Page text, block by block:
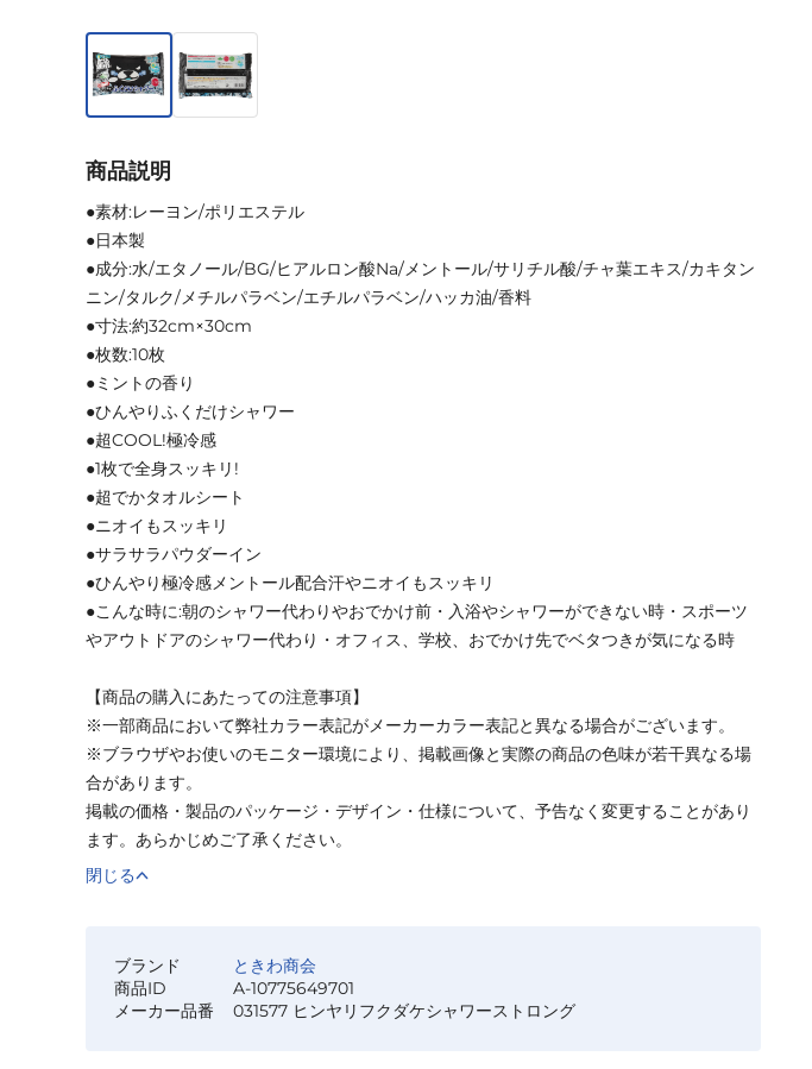
商品説明
●素材:レーヨン/ポリエステル
●日本製
●成分:水/エタノール/BG/ヒアルロン酸Na/メントール/サリチル酸/チャ葉エキス/カキタン
ニン/タルク/メチルパラベン/エチルパラベン/ハッカ油/香料
●寸法:約32cm×30cm
●枚数:10枚
●ミントの香り
●ひんやりふくだけシャワー
●超COOL!極冷感
●1枚で全身スッキリ!
●超でかタオルシート
●ニオイもスッキリ
●サラサラパウダーイン
●ひんやり極冷感メントール配合汗やニオイもスッキリ
●こんな時に:朝のシャワー代わりやおでかけ前・入浴やシャワーができない時・スポーツ
やアウトドアのシャワー代わり・オフィス、学校、おでかけ先でベタつきが気になる時
【商品の購入にあたっての注意事項】
※一部商品において弊社カラー表記がメーカーカラー表記と異なる場合がございます。
※ブラウザやお使いのモニター環境により、掲載画像と実際の商品の色味が若干異なる場
合があります。
掲載の価格・製品のパッケージ・デザイン・仕様について、予告なく変更することがあり
ます。あらかじめご了承ください。
閉じる
ブランド
ときわ商会
商品ID
A-10775649701
メーカー品番
031577 ヒンヤリフクダケシャワーストロング